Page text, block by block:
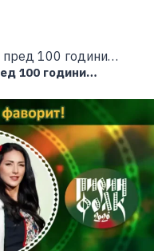
100 години…